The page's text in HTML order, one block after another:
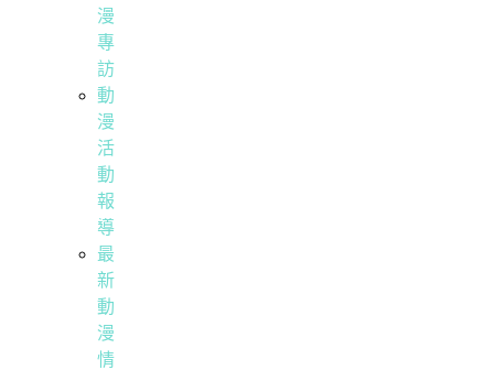
漫
專
訪
動
漫
活
動
報
導
最
新
動
漫
情